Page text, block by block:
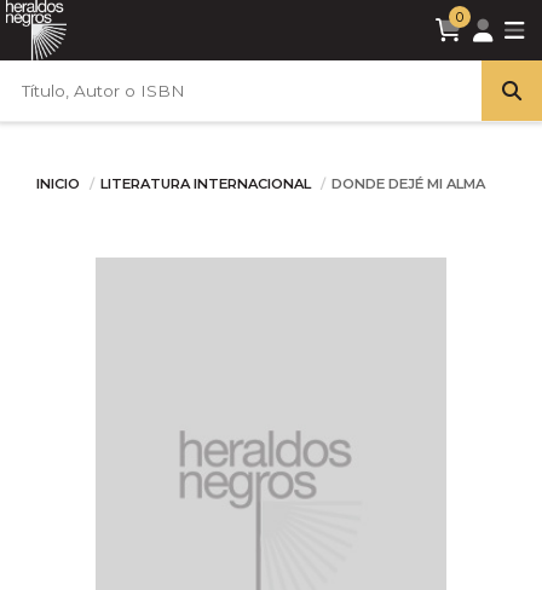
0
INICIO LITERATURA INTERNACIONAL DONDE DEJÉ MI ALMA